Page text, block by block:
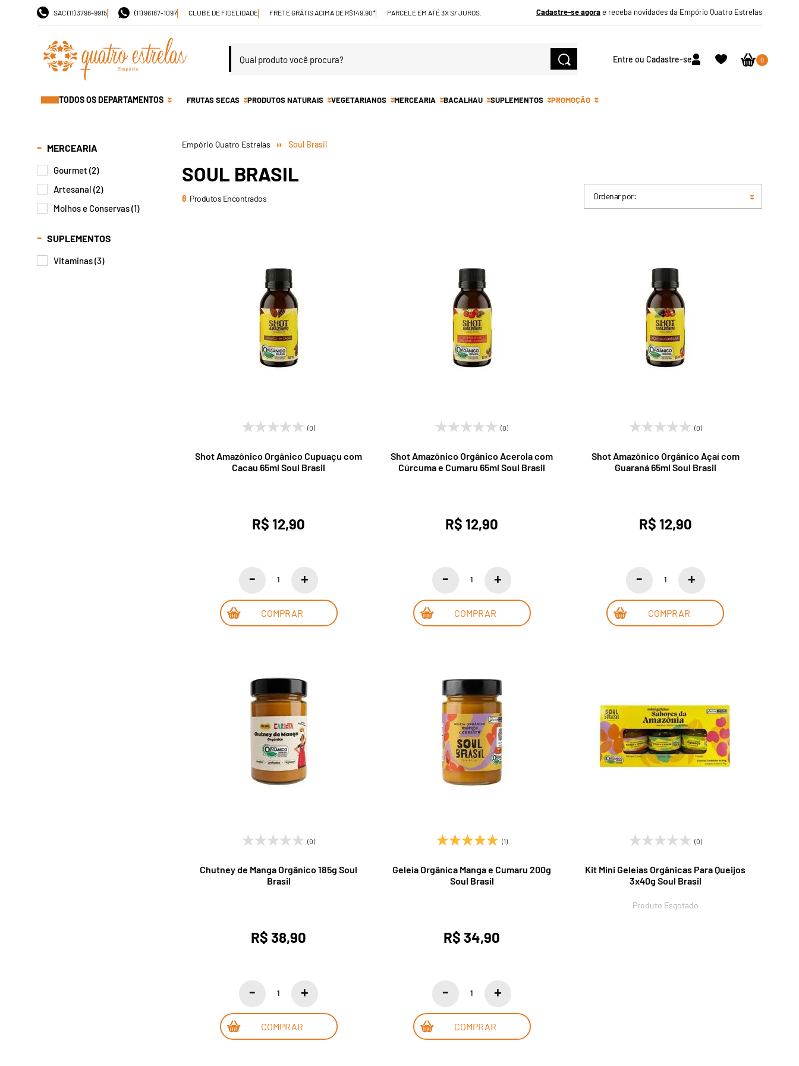
SAC (11) 3798-9915 (11) 96187-1097 CLUBE DE FIDELIDADE FRETE GRÁTIS ACIMA DE R$149,90* PARCELE EM ATÉ 3X S/ JUROS. Cadastre-se agorae receba novidades da Empório Quatro Estrelas
Entre ou Cadastre-se 0
TODOS OS DEPARTAMENTOS FRUTAS SECAS PRODUTOS NATURAIS VEGETARIANOS MERCEARIA BACALHAU SUPLEMENTOS PROMOÇÃO
Soul Brasil
SOUL BRASIL
8 Produtos Encontrados Ordenar por:
(0)
Shot Amazônico Orgânico Cupuaçu com
Cacau 65ml Soul Brasil
R$ 12,90
COMPRAR
(0)
Shot Amazônico Orgânico Acerola com
Cúrcuma e Cumaru 65ml Soul Brasil
R$ 12,90
COMPRAR
(0)
Shot Amazônico Orgânico Açaí com
Guaraná 65ml Soul Brasil
R$ 12,90
COMPRAR
(0)
Chutney de Manga Orgânico 185g Soul
Brasil
R$ 38,90
COMPRAR
(1)
Geleia Orgânica Manga e Cumaru 200g
Soul Brasil
R$ 34,90
COMPRAR
(0)
Kit Mini Geleias Orgânicas Para Queijos
3x40g Soul Brasil
Produto Esgotado
MERCEARIA
Gourmet (2)
Artesanal (2)
Molhos e Conservas (1)
SUPLEMENTOS
Vitaminas (3)